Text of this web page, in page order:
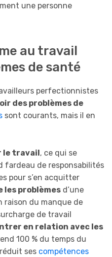
une personne
au travail
de santé
perfectionnistes
des problèmes de
sont courants, mais il en
le travail, ce qui se
fardeau de responsabilités
pour s’en acquitter
les problèmesd’une
raison du manque de
de travail
en relation avec les
100 % du temps du
ses compétences